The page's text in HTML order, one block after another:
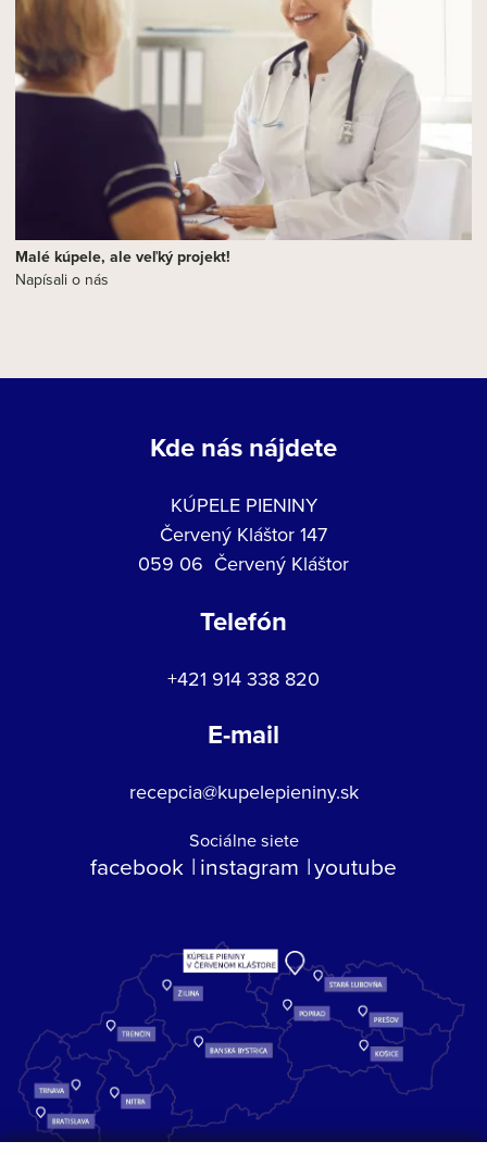
Malé kúpele, ale veľký projekt!
Napísali o nás
Kde nás nájdete
KÚPELE PIENINY
Červený Kláštor 147
059 06 Červený Kláštor
Telefón
+421 914 338 820
E-mail
recepcia@kupelepieniny.sk
Sociálne siete
facebook instagram youtube